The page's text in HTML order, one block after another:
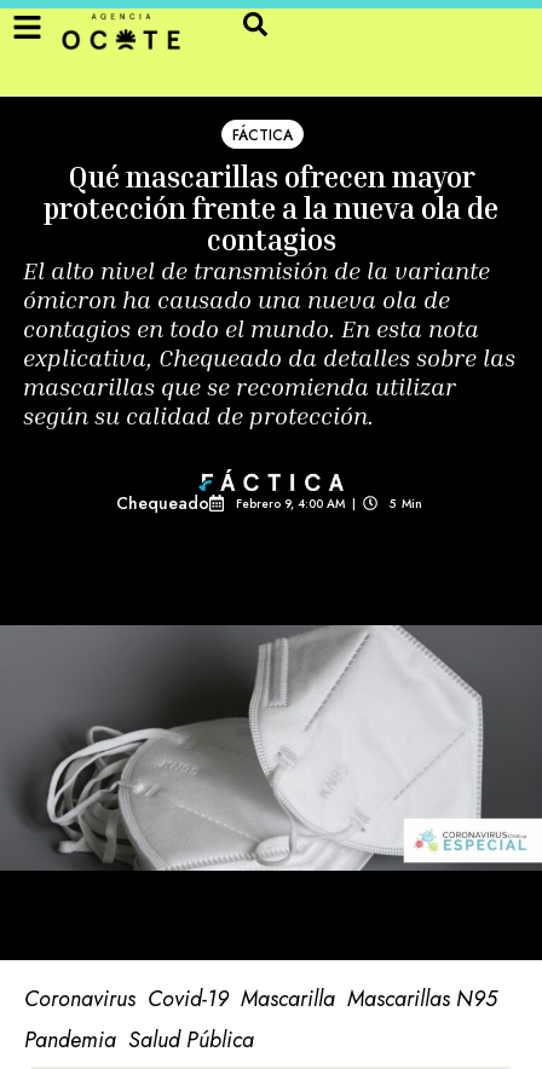
FÁCTICA
Qué mascarillas ofrecen mayor
protección frente a la nueva ola de
contagios
El alto nivel de transmisión de la variante
ómicron ha causado una nueva ola de
contagios en todo el mundo. En esta nota
explicativa, Chequeado da detalles sobre las
mascarillas que se recomienda utilizar
según su calidad de protección.
Chequeado Febrero 9, 4:00 AM | 5 Min
Coronavirus Covid-19 Mascarilla Mascarillas N95
Pandemia Salud Pública